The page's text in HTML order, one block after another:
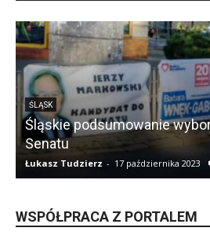
ŚLĄSK
Śląskie podsumowanie
Senatu
Łukasz Tudzierz - 17 października 2023
WSPÓŁPRACA Z PORTALEM